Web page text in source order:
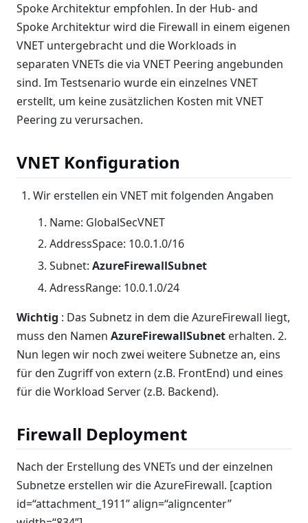
Spoke Architektur empfohlen. In der Hub- and
Spoke Architektur wird die Firewall in einem eigenen
VNET untergebracht und die Workloads in
separaten VNETs die via VNET Peering angebunden
sind. Im Testsenario wurde ein einzelnes VNET
erstellt, um keine zusätzlichen Kosten mit VNET
Peering zu verursachen.
VNET Konfiguration
Wir erstellen ein VNET mit folgenden Angaben
Name: GlobalSecVNET
AddressSpace: 10.0.1.0/16
Subnet: AzureFirewallSubnet
AdressRange: 10.0.1.0/24
Wichtig : Das Subnetz in dem die AzureFirewall liegt,
muss den Namen AzureFirewallSubnet erhalten. 2.
Nun legen wir noch zwei weitere Subnetze an, eins
für den Zugriff von extern (z.B. FrontEnd) und eines
für die Workload Server (z.B. Backend).
Firewall Deployment
Nach der Erstellung des VNETs und der einzelnen
Subnetze erstellen wir die AzureFirewall. [caption
id=“attachment_1911” align=“aligncenter”